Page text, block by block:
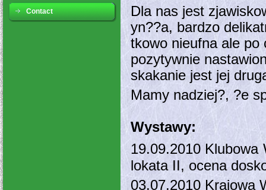
Contact
Dla nas jest
yn??a, bardzo
tkowo nieufna ale po
pozytywnie
skakanie jest jej
Mamy nadziej?, ?e
Wystawy:
19.09.2010
lokata II, ocena
03.07.2010 Krajowa